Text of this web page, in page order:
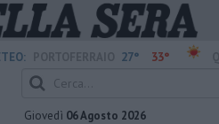
27° 33°
Giovedì 06 Agosto 2026